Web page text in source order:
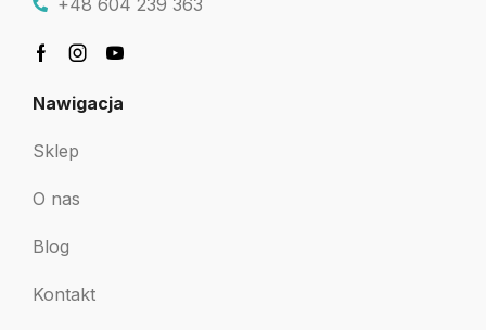
+48 604 239 363
Nawigacja
Sklep
O nas
Blog
Kontakt